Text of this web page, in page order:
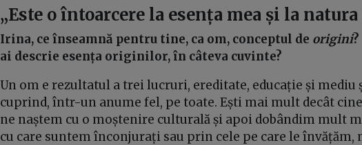
„Este o întoarcere la esența mea și la
Irina, ce înseamnă pentru tine, ca om, conceptul de origini
ai descrie esența originilor, în câteva cuvinte?
Un om e rezultatul a trei lucruri, ereditate, educație și mediu
cuprind, într-un anume fel, pe toate. Ești mai mult decât
ne naștem cu o moștenire culturală și apoi dobândim mult
cu care suntem înconjurați sau prin cele pe care le învățăm,